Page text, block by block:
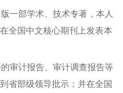
一部学术、技术专著，本人
全国中文核心期刊上发表本
审计报告、审计调查报告等
省部级领导批示；并在全国